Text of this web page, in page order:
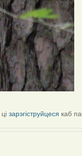
цізарэгіструйцеся каб